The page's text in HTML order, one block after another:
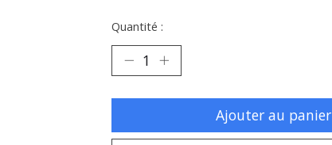
Quantité :
Ajouter au panier